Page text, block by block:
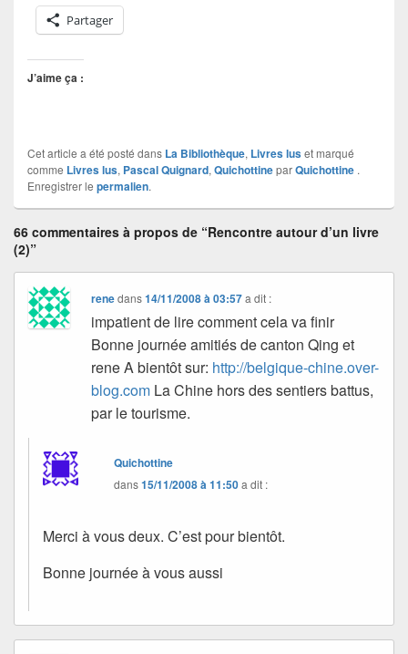
Partager
J’aime ça :
Cet article a été posté dans La Bibliothèque, Livres luset marqué
comme Livres lus, Pascal Quignard, QuichottineparQuichottine .
Enregistrer le permalien.
66 commentaires à propos de “Rencontre autour d’un livre
(2)”
renedans14/11/2008 à 03:57 a dit :
impatient de lire comment cela va finir
Bonne journée amitiés de canton Qing et
rene A bientôt sur: http://belgique-chine.over-
blog.com La Chine hors des sentiers battus,
par le tourisme.
Quichottine
dans15/11/2008 à 11:50a dit :
Merci à vous deux. C’est pour bientôt.
Bonne journée à vous aussi